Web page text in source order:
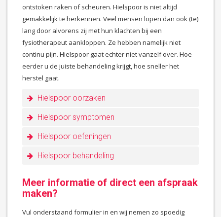
ontstoken raken of scheuren. Hielspoor is niet altijd
gemakkelijk te herkennen. Veel mensen lopen dan ook (te)
lang door alvorens zij met hun klachten bij een
fysiotherapeut aankloppen. Ze hebben namelijk niet
continu pijn. Hielspoor gaat echter niet vanzelf over. Hoe
eerder u de juiste behandeling krijgt, hoe sneller het
herstel gaat.
Hielspoor oorzaken
Hielspoor symptomen
Hielspoor oefeningen
Hielspoor behandeling
Meer informatie of direct een afspraak
maken?
Vul onderstaand formulier in en wij nemen zo spoedig